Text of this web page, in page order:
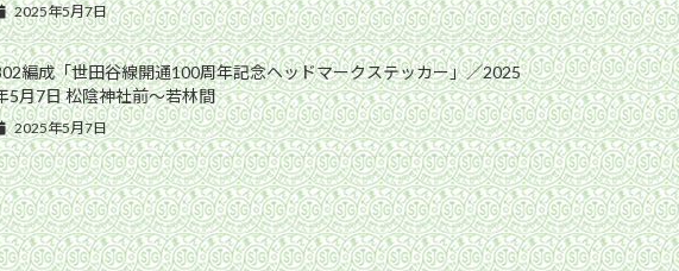
2025年5月7日
編成「世田谷線開通100周年記念ヘッドマークステッカー」／2025
5月7日 松陰神社前〜若林間
2025年5月7日